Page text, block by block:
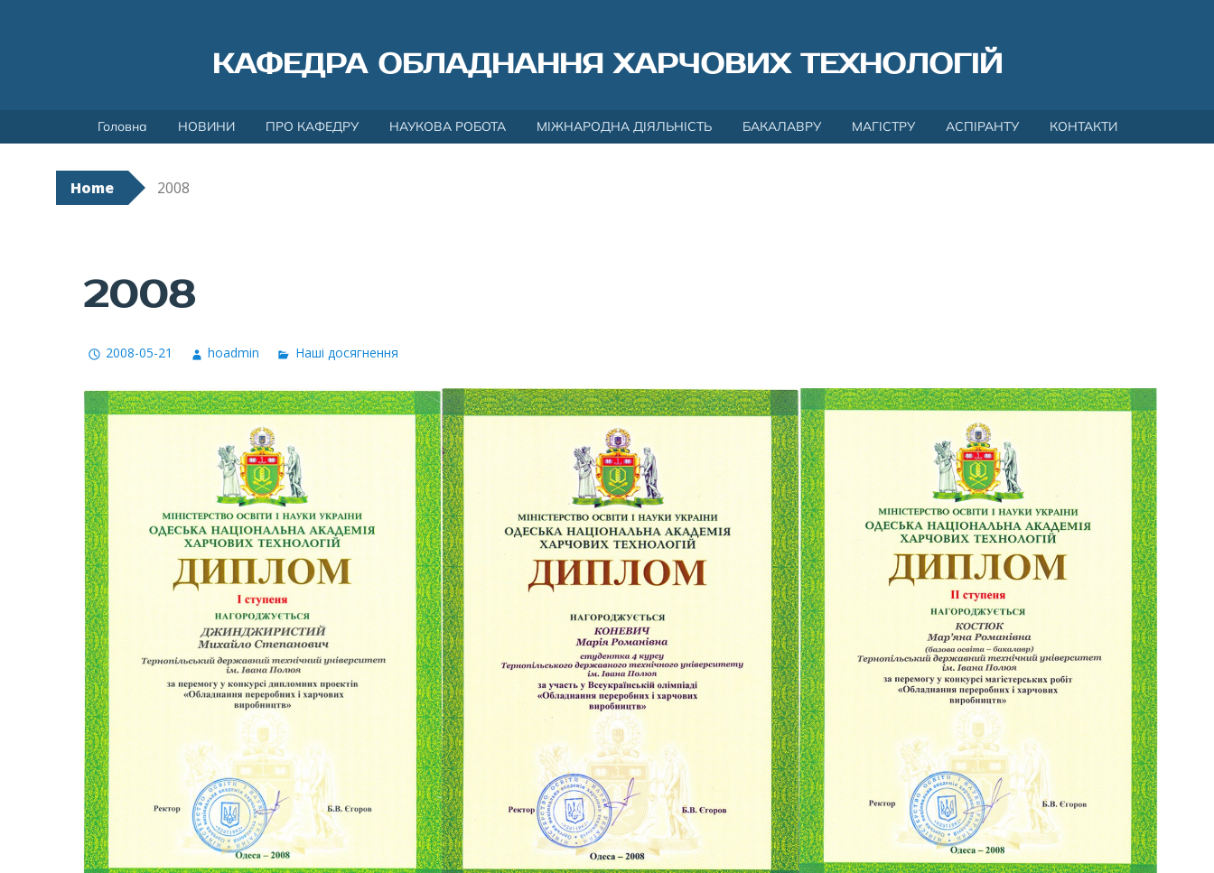
КАФЕДРА ОБЛАДНАННЯ ХАРЧОВИХ ТЕХНОЛОГІЙ
to
Головна НОВИНИ ПРО КАФЕДРУ НАУКОВА РОБОТА МІЖНАРОДНА ДІЯЛЬНІСТЬ БАКАЛАВРУ МАГІСТРУ АСПІРАНТУ КОНТАКТИ
Home 2008
2008
2008-05-21 hoadmin Наші досягнення